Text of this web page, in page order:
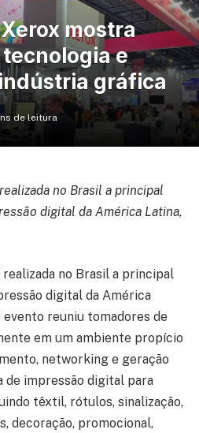
mostra
e
gráfica
de leitura
no Brasil a principal
digital da América Latina,
realizada no Brasil a principal
digital da América
evento reuniu tomadores de
em um ambiente propício
networking e geração
de impressão digital para
têxtil, rótulos, sinalização,
decoração, promocional,